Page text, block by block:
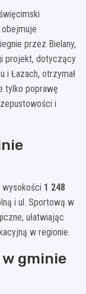
przez Bielany,
projekt, dotyczący
i Łazach, otrzymał
tylko poprawę
i
wysokości 1 248
i ul. Sportową w
ułatwiając
w regionie.
gminie